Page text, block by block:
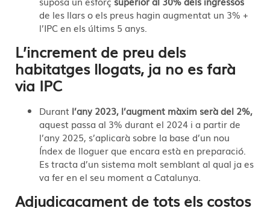
de les llars o els preus hagin augmentat un 3% +
l’IPC en els últims 5 anys.
L’increment de preu dels
habitatges llogats, ja no es farà
via IPC
Durant l’any 2023, l’augment màxim serà del 2%,
aquest passa al 3% durant el 2024 i a partir de
l’any 2025, s’aplicarà sobre la base d’un nou
Índex de lloguer que encara està en preparació.
Es tracta d’un sistema molt semblant al qual ja es
va fer en el seu moment a Catalunya.
Adjudicacament de tots els costos